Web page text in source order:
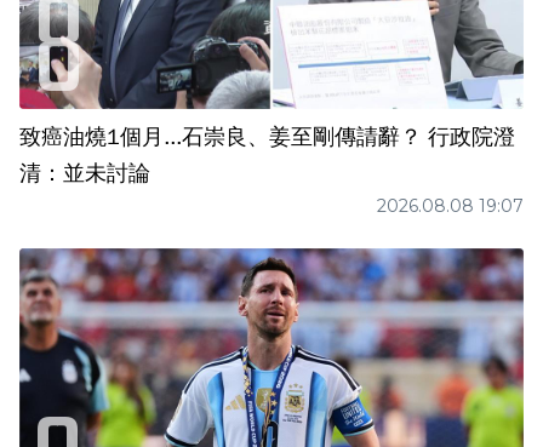
致癌油燒1個月...石崇良、姜至剛傳請辭？ 行政院澄
清：並未討論
2026.08.08 19:07